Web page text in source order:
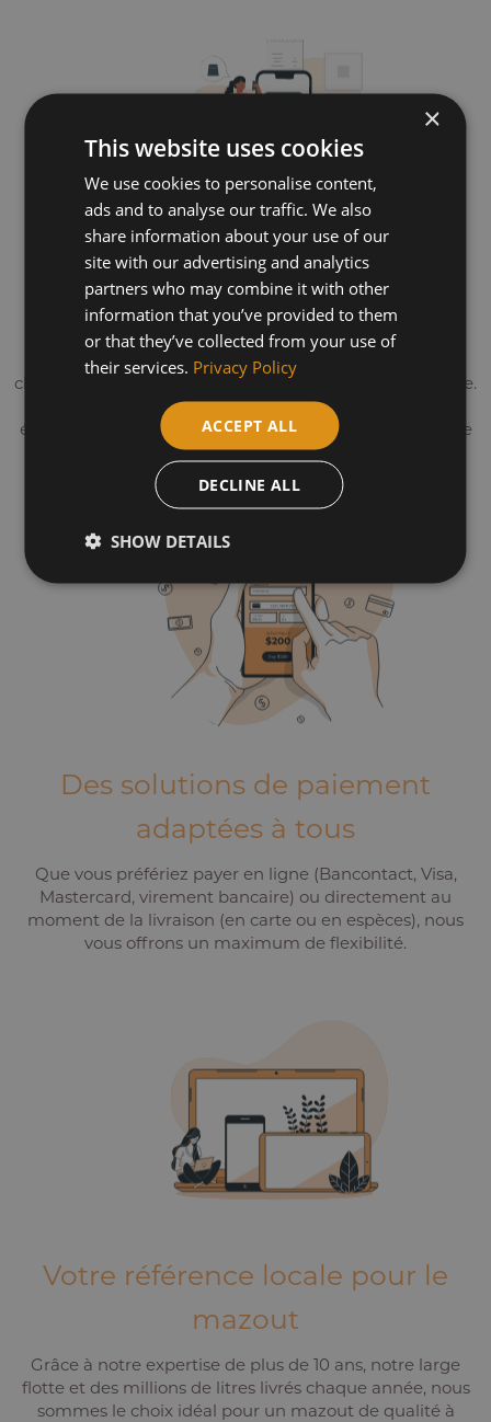
Un mazout plus propre et plus
efficace
Le Plus mazout améliore la performance de votre
chauffage tout en réduisant votre empreinte écologique.
Sa combustion plus propre permet de faire des
économies tout en prolongeant la durée de vie de votre
installation.
Des solutions de paiement
adaptées à tous
Que vous préfériez payer en ligne (Bancontact, Visa,
Mastercard, virement bancaire) ou directement au
moment de la livraison (en carte ou en espèces), nous
vous offrons un maximum de flexibilité.
Votre référence locale pour le
mazout
Grâce à notre expertise de plus de 10 ans, notre large
flotte et des millions de litres livrés chaque année, nous
sommes le choix idéal pour un mazout de qualité à
×
This website uses cookies
We use cookies to personalise content,
ads and to analyse our traffic. We also
share information about your use of our
site with our advertising and analytics
partners who may combine it with other
information that you’ve provided to them
or that they’ve collected from your use of
their services. Privacy Policy
ACCEPT ALL
DECLINE ALL
SHOW DETAILS